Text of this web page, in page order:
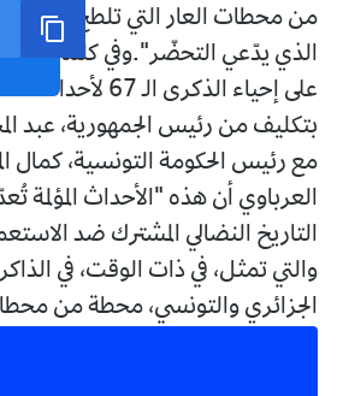
من محطات العار التي تلطخ سجل
الذي يدّعي التحضّر".وفي كلمة
على إحياء الذكرى
بتكليف من رئيس الجمهورية، عبد
مع رئيس الحكومة التونسية، كمال
العرباوي أن هذه "الأحداث المؤلمة
التاريخ النضالي المشترك ضد
والتي تمثل، في ذات الوقت، في
الجزائري والتونسي، محطة من